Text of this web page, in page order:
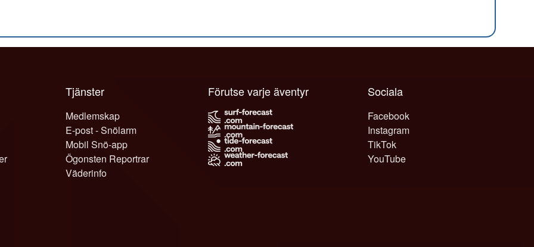
Tjänster
Medlemskap
E-post - Snölarm
Mobil Snö-app
Ögonsten Reportrar
Väderinfo
Sociala
Facebook
Instagram
TikTok
YouTube
Förutse varje äventyr